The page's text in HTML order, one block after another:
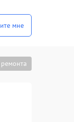
мне
ремонта